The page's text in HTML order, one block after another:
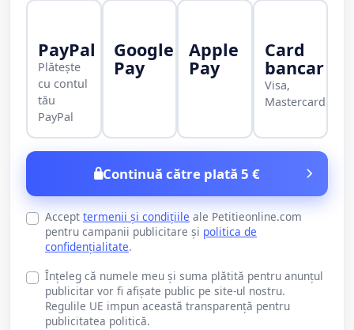
PayPal
Plătește
cu contul
tău
PayPal
Google
Pay
Apple
Pay
Card
bancar
Visa,
Mastercard
Continuă către plată 5 €
Accept termenii și condițiile ale Petitieonline.com
pentru campanii publicitare și politica de
confidențialitate.
Înțeleg că numele meu și suma plătită pentru anunțul
publicitar vor fi afișate public pe site-ul nostru.
Regulile UE impun această transparență pentru
publicitatea politică.